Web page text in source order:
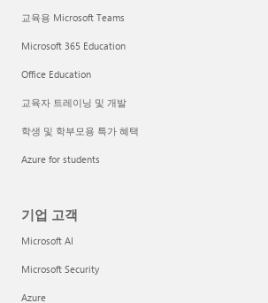
교육용 Microsoft Teams
Microsoft 365 Education
Office Education
교육자 트레이닝 및 개발
학생 및 학부모용 특가 혜택
Azure for students
기업 고객
Microsoft AI
Microsoft Security
Azure